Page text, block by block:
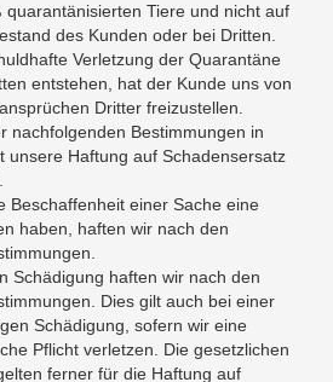
Tiere und nicht auf
des Kunden oder bei Dritten.
Verletzung der Quarantäne
entstehen, hat der Kunde uns von
Dritter freizustellen.
nachfolgenden Bestimmungen in
unsere Haftung auf Schadensersatz
Beschaffenheit einer Sache eine
haben, haften wir nach den
Schädigung haften wir nach den
Dies gilt auch bei einer
Schädigung, sofern wir eine
Pflicht verletzen. Die gesetzlichen
ferner für die Haftung auf